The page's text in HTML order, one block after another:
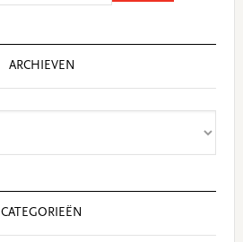
ARCHIEVEN
CATEGORIEËN